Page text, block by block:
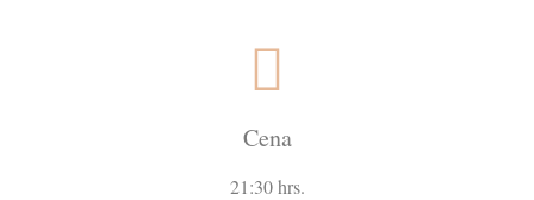
Cena
21:30 hrs.